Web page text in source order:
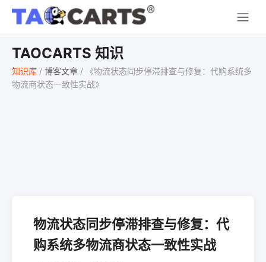
TAOCARTS 知识
知识库 / 博客文章 /
《物流状态同步停滞排查与修复：代购系统多
物流商状态一致性实战》
物流状态同步停滞排查与修复：代
购系统多物流商状态一致性实战